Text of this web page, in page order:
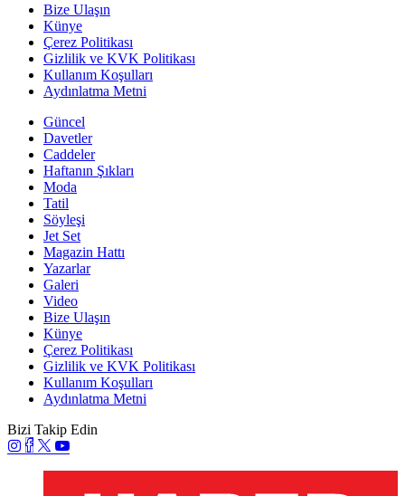
Bize Ulaşın
Künye
Çerez Politikası
Gizlilik ve KVK Politikası
Kullanım Koşulları
Aydınlatma Metni
Güncel
Davetler
Caddeler
Haftanın Şıkları
Moda
Tatil
Söyleşi
Jet Set
Magazin Hattı
Yazarlar
Galeri
Video
Bize Ulaşın
Künye
Çerez Politikası
Gizlilik ve KVK Politikası
Kullanım Koşulları
Aydınlatma Metni
Bizi Takip Edin